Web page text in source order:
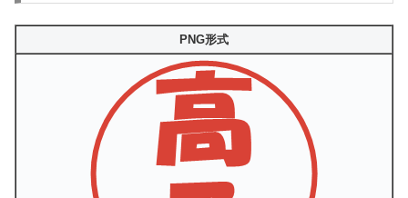
PNG形式